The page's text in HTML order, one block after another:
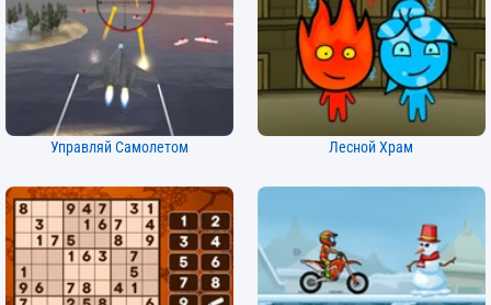
Управляй Самолетом Лесной Храм